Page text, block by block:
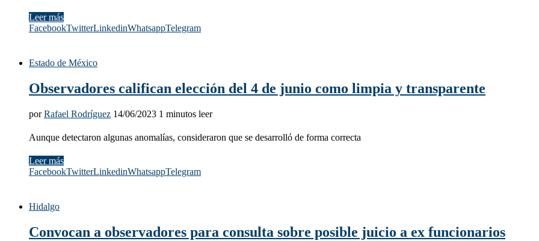
Leer más
FacebookTwitterLinkedinWhatsappTelegram
Estado de México
Observadores califican elección del 4 de junio como limpia y transparente
porRafael Rodríguez 14/06/2023 1 minutos leer
Aunque detectaron algunas anomalías, consideraron que se desarrolló de forma correcta
Leer más
FacebookTwitterLinkedinWhatsappTelegram
Hidalgo
Convocan a observadores para consulta sobre posible juicio a ex funcionarios